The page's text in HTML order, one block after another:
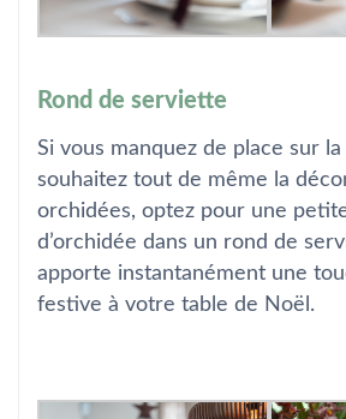
Rond de serviette
Si vous manquez de place sur
souhaitez tout de même la
orchidées, optez pour une
d’orchidée dans un rond de
apporte instantanément une
festive à votre table de Noël.